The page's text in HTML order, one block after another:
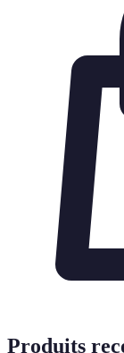
Produits